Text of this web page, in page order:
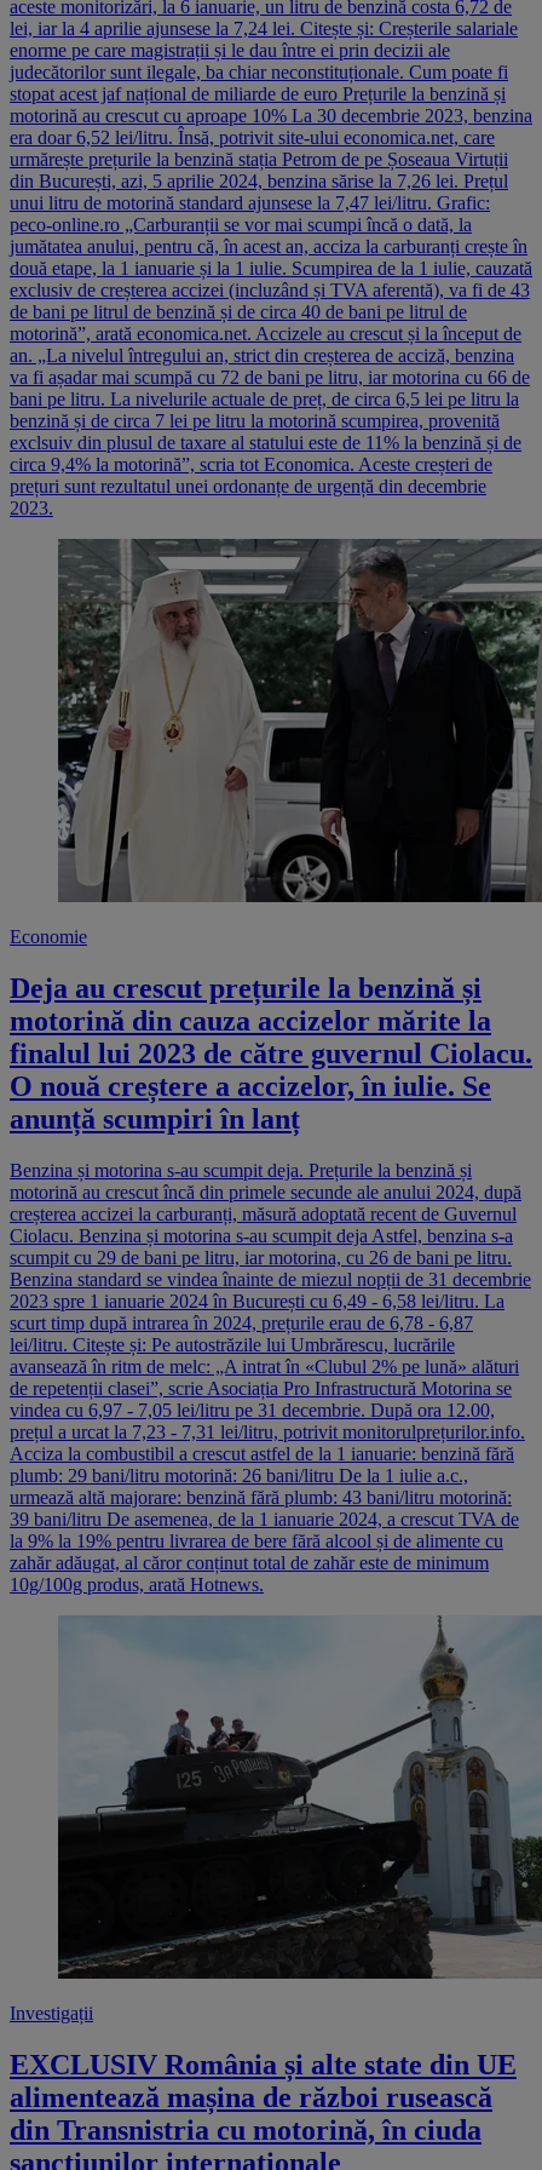
aceste monitorizări, la 6 ianuarie, un litru de benzină costa 6,72 de
lei, iar la 4 aprilie ajunsese la 7,24 lei. Citește și: Creșterile salariale
enorme pe care magistrații și le dau între ei prin decizii ale
judecătorilor sunt ilegale, ba chiar neconstituționale. Cum poate fi
stopat acest jaf național de miliarde de euro Prețurile la benzină și
motorină au crescut cu aproape 10% La 30 decembrie 2023, benzina
era doar 6,52 lei/litru. Însă, potrivit site-ului economica.net, care
urmărește prețurile la benzină stația Petrom de pe Șoseaua Virtuții
din București, azi, 5 aprilie 2024, benzina sărise la 7,26 lei. Prețul
unui litru de motorină standard ajunsese la 7,47 lei/litru. Grafic:
peco-online.ro „Carburanții se vor mai scumpi încă o dată, la
jumătatea anului, pentru că, în acest an, acciza la carburanți crește în
două etape, la 1 ianuarie și la 1 iulie. Scumpirea de la 1 iulie, cauzată
exclusiv de creșterea accizei (incluzând și TVA aferentă), va fi de 43
de bani pe litrul de benzină și de circa 40 de bani pe litrul de
motorină”, arată economica.net. Accizele au crescut și la început de
an. „La nivelul întregului an, strict din creșterea de acciză, benzina
va fi așadar mai scumpă cu 72 de bani pe litru, iar motorina cu 66 de
bani pe litru. La nivelurile actuale de preț, de circa 6,5 lei pe litru la
benzină și de circa 7 lei pe litru la motorină scumpirea, provenită
exclsuiv din plusul de taxare al statului este de 11% la benzină și de
circa 9,4% la motorină”, scria tot Economica. Aceste creșteri de
prețuri sunt rezultatul unei ordonanțe de urgență din decembrie
2023.
Economie
Deja au crescut prețurile la benzină și
motorină din cauza accizelor mărite la
finalul lui 2023 de către guvernul Ciolacu.
O nouă creștere a accizelor, în iulie. Se
anunță scumpiri în lanț
Benzina și motorina s-au scumpit deja. Prețurile la benzină și
motorină au crescut încă din primele secunde ale anului 2024, după
creșterea accizei la carburanți, măsură adoptată recent de Guvernul
Ciolacu. Benzina și motorina s-au scumpit deja Astfel, benzina s-a
scumpit cu 29 de bani pe litru, iar motorina, cu 26 de bani pe litru.
Benzina standard se vindea înainte de miezul nopții de 31 decembrie
2023 spre 1 ianuarie 2024 în București cu 6,49 - 6,58 lei/litru. La
scurt timp după intrarea în 2024, prețurile erau de 6,78 - 6,87
lei/litru. Citește și: Pe autostrăzile lui Umbrărescu, lucrările
avansează în ritm de melc: „A intrat în «Clubul 2% pe lună» alături
de repetenții clasei”, scrie Asociația Pro Infrastructură Motorina se
vindea cu 6,97 - 7,05 lei/litru pe 31 decembrie. După ora 12.00,
prețul a urcat la 7,23 - 7,31 lei/litru, potrivit monitorulprețurilor.info.
Acciza la combustibil a crescut astfel de la 1 ianuarie: benzină fără
plumb: 29 bani/litru motorină: 26 bani/litru De la 1 iulie a.c.,
urmează altă majorare: benzină fără plumb: 43 bani/litru motorină:
39 bani/litru De asemenea, de la 1 ianuarie 2024, a crescut TVA de
la 9% la 19% pentru livrarea de bere fără alcool și de alimente cu
zahăr adăugat, al căror conținut total de zahăr este de minimum
10g/100g produs, arată Hotnews.
Investigații
EXCLUSIV România și alte state din UE
alimentează mașina de război rusească
din Transnistria cu motorină, în ciuda
sancțiunilor internaționale